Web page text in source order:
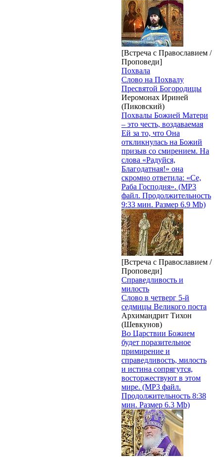
[Встреча с Православием /
Проповеди]
Похвала
Слово на Похвалу
Пресвятой Богородицы
Иеромонах Ириней
(Пиковский)
Похвалы Божией Матери
– это честь, воздаваемая
Ей за то, что Она
откликнулась на Божий
призыв со смирением. На
слова «Радуйся,
Благодатная!» она
скромно ответила: «Се,
Раба Господня». (MP3
файл. Продолжительность
9:33 мин. Размер 6.9 Mb)
[Встреча с Православием /
Проповеди]
Справедливость и
милость
Слово в четверг 5-й
седмицы Великого поста
Архимандрит Тихон
(Шевкунов)
Во Царствии Божием
будет поразительное
примирение и
справедливость, милость
и истина сопрягутся,
восторжествуют в этом
мире. (MP3 файл.
Продолжительность 8:38
мин. Размер 6.3 Mb)